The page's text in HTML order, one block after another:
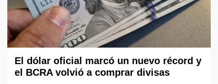
El dólar oficial marcó un nuevo récord y
el BCRA volvió a comprar divisas